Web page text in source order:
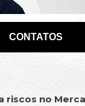
CONTATOS
riscos no